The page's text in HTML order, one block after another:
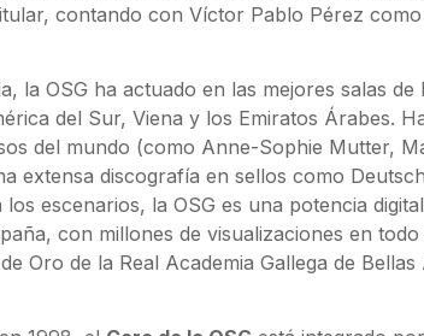
contando con Víctor Pablo Pérez
la OSG ha actuado en las mejores salas de
del Sur, Viena y los Emiratos Árabes.
del mundo (como Anne-Sophie Mutter,
extensa discografía en sellos como
escenarios, la OSG es una potencia
con millones de visualizaciones en
Oro de la Real Academia Gallega de